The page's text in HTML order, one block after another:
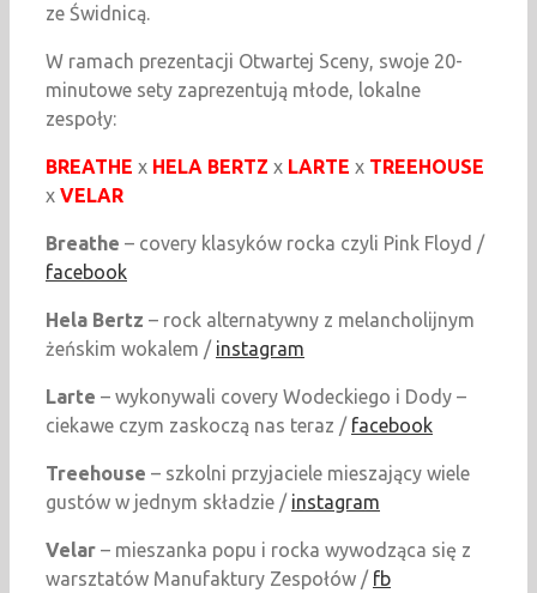
ze Świdnicą.
W ramach prezentacji Otwartej Sceny, swoje 20-
minutowe sety zaprezentują młode, lokalne
zespoły:
BREATHE x HELA BERTZ x LARTE x TREEHOUSE
x VELAR
Breathe – covery klasyków rocka czyli Pink Floyd /
facebook
Hela Bertz – rock alternatywny z melancholijnym
żeńskim wokalem / instagram
Larte – wykonywali covery Wodeckiego i Dody –
ciekawe czym zaskoczą nas teraz / facebook
Treehouse – szkolni przyjaciele mieszający wiele
gustów w jednym składzie / instagram
Velar – mieszanka popu i rocka wywodząca się z
warsztatów Manufaktury Zespołów / fb